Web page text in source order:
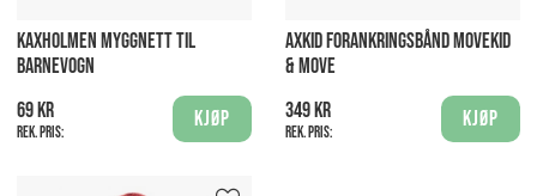
KAXHOLMEN MYGGNETT TIL
BARNEVOGN
69 kr
Rek. pris:
Kjøp
AXKID FORANKRINGSBÅND MOVEKID
& MOVE
349 kr
Rek. pris:
Kjøp